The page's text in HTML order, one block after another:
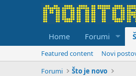
Home Forumi
Featured content Novi
Forumi
Što je novo